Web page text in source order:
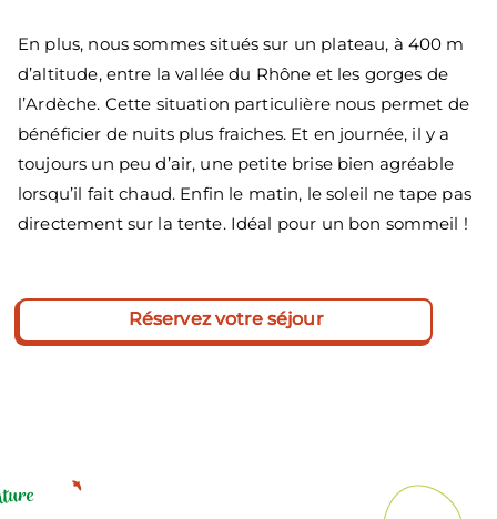
En plus, nous sommes situés sur un plateau, à 400 m
d’altitude, entre la vallée du Rhône et les gorges de
l’Ardèche. Cette situation particulière nous permet de
bénéficier de nuits plus fraiches. Et en journée, il y a
toujours un peu d’air, une petite brise bien agréable
lorsqu’il fait chaud. Enfin le matin, le soleil ne tape pas
directement sur la tente. Idéal pour un bon sommeil !
Réservez votre séjour